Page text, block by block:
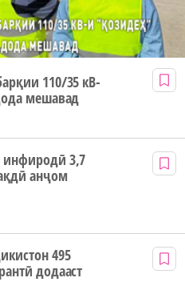
110/35 кВ-
мешавад
инфиродӣ 3,7
анҷом
495
додааст